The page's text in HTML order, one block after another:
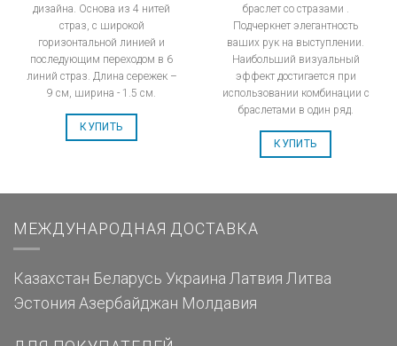
дизайна. Основа из 4 нитей
страз, с широкой
горизонтальной линией и
последующим переходом в 6
линий страз. Длина сережек –
9 см, ширина - 1.5 см.
КУПИТЬ
браслет со стразами .
Подчеркнет элегантность
ваших рук на выступлении.
Наибольший визуальный
эффект достигается при
использовании комбинации с
браслетами в один ряд.
КУПИТЬ
МЕЖДУНАРОДНАЯ ДОСТАВКА
Казахстан Беларусь Украина Латвия Литва
Эстония Азербайджан Молдавия